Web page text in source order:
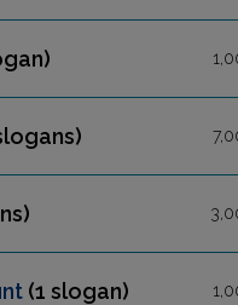
(1 slogan)